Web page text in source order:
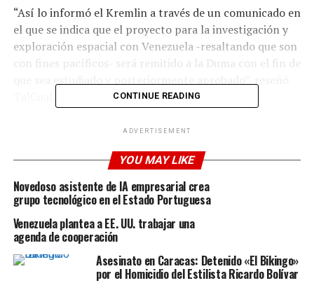
“Así lo informó el Kremlin a través de un comunicado en
el que se indica que el proyecto para la investigación y
exploración espacial con Venezuela -resaltando que son
con fines pacíficos- será remitido a la Duma con el fin de
En noviembre de 2021, la Asamblea Nacional de 2020
explotar y utilizar el espacio exterior. También el uso de
equipos espaciales y demás tecnología que permitan
hacer estas labores con fines pacíficos.
En plena pugna con Ucrania
La decisión de Rusia de firmar este acuerdo con
Venezuela y abandonar la EEI tiene lugar en pleno
CONTINUE READING
ADVERTISEMENT
YOU MAY LIKE
Novedoso asistente de IA empresarial crea
grupo tecnológico en el Estado Portuguesa
Venezuela plantea a EE. UU. trabajar una
agenda de cooperación
Asesinato en Caracas: Detenido «El Bikingo»
por el Homicidio del Estilista Ricardo Bolívar